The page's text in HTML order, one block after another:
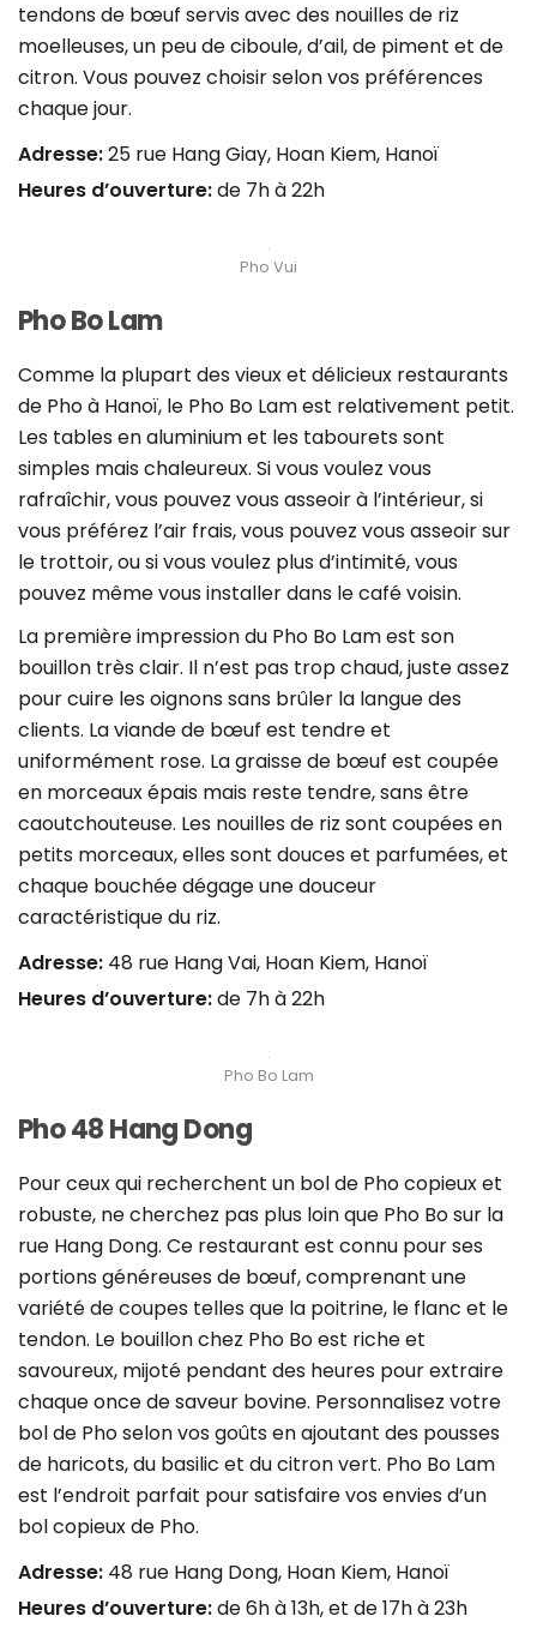
tendons de bœuf servis avec des nouilles de riz
moelleuses, un peu de ciboule, d’ail, de piment et de
citron. Vous pouvez choisir selon vos préférences
chaque jour.
Adresse:25 rue Hang Giay, Hoan Kiem, Hanoï
Heures d’ouverture:de 7h à 22h
Pho Vui
Pho Bo Lam
Comme la plupart des vieux et délicieux restaurants
de Pho à Hanoï, le Pho Bo Lam est relativement petit.
Les tables en aluminium et les tabourets sont
simples mais chaleureux. Si vous voulez vous
rafraîchir, vous pouvez vous asseoir à l’intérieur, si
vous préférez l’air frais, vous pouvez vous asseoir sur
le trottoir, ou si vous voulez plus d’intimité, vous
pouvez même vous installer dans le café voisin.
La première impression du Pho Bo Lam est son
bouillon très clair. Il n’est pas trop chaud, juste assez
pour cuire les oignons sans brûler la langue des
clients. La viande de bœuf est tendre et
uniformément rose. La graisse de bœuf est coupée
en morceaux épais mais reste tendre, sans être
caoutchouteuse. Les nouilles de riz sont coupées en
petits morceaux, elles sont douces et parfumées, et
chaque bouchée dégage une douceur
caractéristique du riz.
Adresse: 48 rue Hang Vai, Hoan Kiem, Hanoï
Heures d’ouverture:de 7h à 22h
Pho Bo Lam
Pho 48 Hang Dong
Pour ceux qui recherchent un bol de Pho copieux et
robuste, ne cherchez pas plus loin que Pho Bo sur la
rue Hang Dong. Ce restaurant est connu pour ses
portions généreuses de bœuf, comprenant une
variété de coupes telles que la poitrine, le flanc et le
tendon. Le bouillon chez Pho Bo est riche et
savoureux, mijoté pendant des heures pour extraire
chaque once de saveur bovine. Personnalisez votre
bol de Pho selon vos goûts en ajoutant des pousses
de haricots, du basilic et du citron vert. Pho Bo Lam
est l’endroit parfait pour satisfaire vos envies d’un
bol copieux de Pho.
Adresse: 48 rue Hang Dong, Hoan Kiem, Hanoï
Heures d’ouverture:de 6h à 13h, et de 17h à 23h